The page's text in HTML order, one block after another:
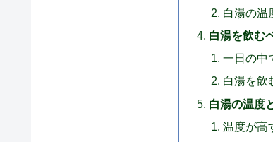
白湯の温
白湯を飲む
一日の中
白湯を飲
白湯の温度
温度が高